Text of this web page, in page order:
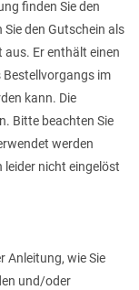
finden Sie den
den Gutschein als
aus. Er enthält einen
Bestellvorgangs im
kann. Die
Bitte beachten Sie
werden
leider nicht eingelöst
Anleitung, wie Sie
und/oder